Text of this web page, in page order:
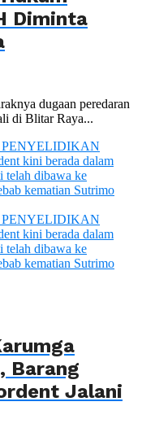
Diminta
dugaan peredaran
di Blitar Raya...
Barang
Jalani